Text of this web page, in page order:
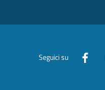
Seguici su